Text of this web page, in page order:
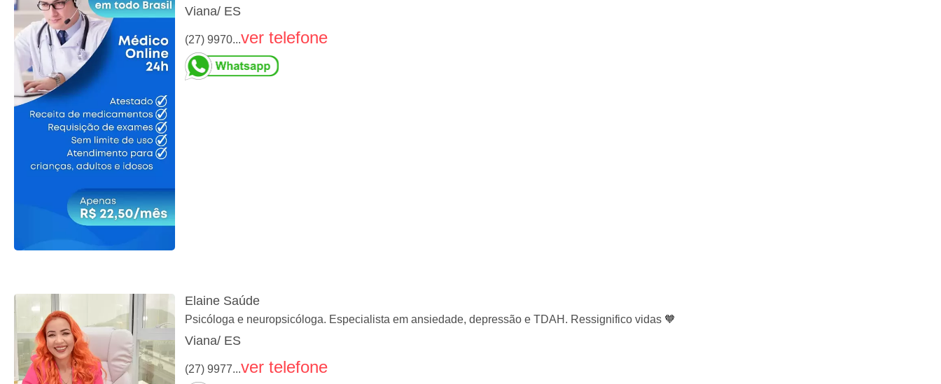
Viana/ ES
(27) 9970...ver telefone
Elaine Saúde
Psicóloga e neuropsicóloga. Especialista em ansiedade, depressão e TDAH. Ressignifico vidas 🧡
Viana/ ES
(27) 9977...ver telefone